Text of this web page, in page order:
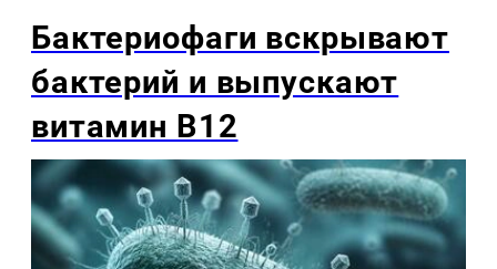
Бактериофаги вскрывают
бактерий и выпускают
витамин B12